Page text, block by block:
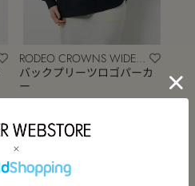
RODEO CROWNS WIDE
BOWL
バックプリーツロゴパーカ
ー